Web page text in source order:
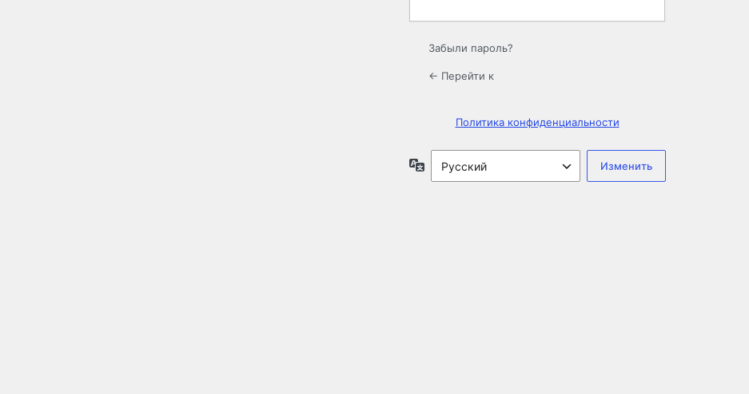
Забыли пароль?
← Перейти к
Политика конфиденциальности
Язык